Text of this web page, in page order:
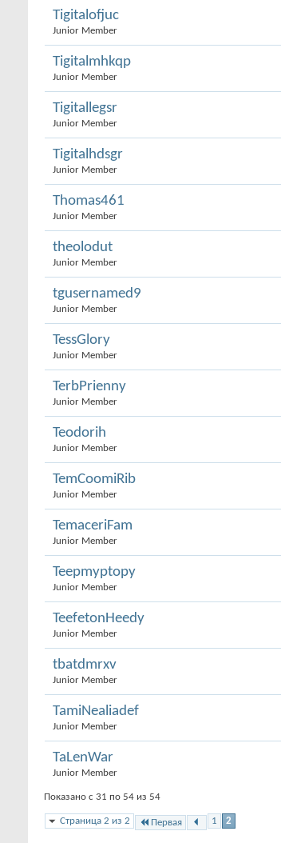
Tigitalofjuc
Junior Member
Tigitalmhkqp
Junior Member
Tigitallegsr
Junior Member
Tigitalhdsgr
Junior Member
Thomas461
Junior Member
theolodut
Junior Member
tgusernamed9
Junior Member
TessGlory
Junior Member
TerbPrienny
Junior Member
Teodorih
Junior Member
TemCoomiRib
Junior Member
TemaceriFam
Junior Member
Teepmyptopy
Junior Member
TeefetonHeedy
Junior Member
tbatdmrxv
Junior Member
TamiNealiadef
Junior Member
TaLenWar
Junior Member
Показано с 31 по 54 из 54
Страница 2 из 2 Первая 1 2